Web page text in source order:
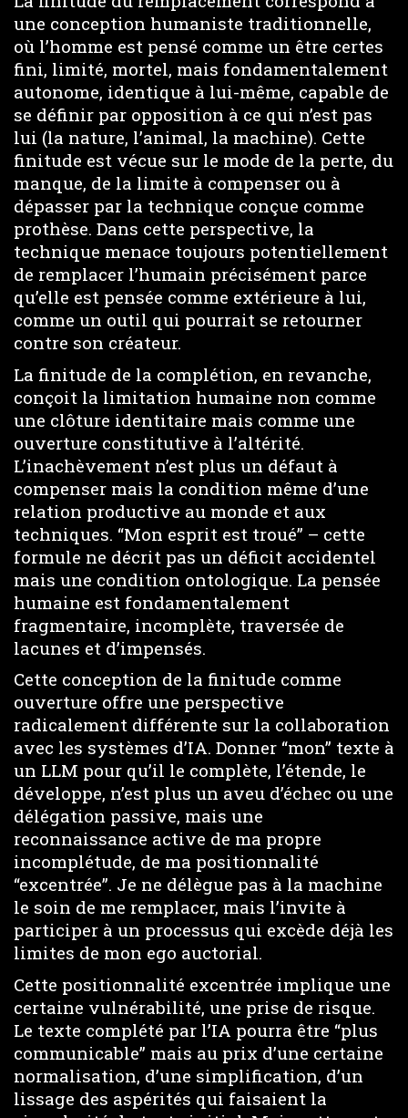
une conception humaniste traditionnelle,
où l’homme est pensé comme un être certes
fini, limité, mortel, mais fondamentalement
autonome, identique à lui-même, capable de
se définir par opposition à ce qui n’est pas
lui (la nature, l’animal, la machine). Cette
finitude est vécue sur le mode de la perte, du
manque, de la limite à compenser ou à
dépasser par la technique conçue comme
prothèse. Dans cette perspective, la
technique menace toujours potentiellement
de remplacer l’humain précisément parce
qu’elle est pensée comme extérieure à lui,
comme un outil qui pourrait se retourner
contre son créateur.
La finitude de la complétion, en revanche,
conçoit la limitation humaine non comme
une clôture identitaire mais comme une
ouverture constitutive à l’altérité.
L’inachèvement n’est plus un défaut à
compenser mais la condition même d’une
relation productive au monde et aux
techniques. “Mon esprit est troué” – cette
formule ne décrit pas un déficit accidentel
mais une condition ontologique. La pensée
humaine est fondamentalement
fragmentaire, incomplète, traversée de
lacunes et d’impensés.
Cette conception de la finitude comme
ouverture offre une perspective
radicalement différente sur la collaboration
avec les systèmes d’IA. Donner “mon” texte à
un LLM pour qu’il le complète, l’étende, le
développe, n’est plus un aveu d’échec ou une
délégation passive, mais une
reconnaissance active de ma propre
incomplétude, de ma positionnalité
“excentrée”. Je ne délègue pas à la machine
le soin de me remplacer, mais l’invite à
participer à un processus qui excède déjà les
limites de mon ego auctorial.
Cette positionnalité excentrée implique une
certaine vulnérabilité, une prise de risque.
Le texte complété par l’IA pourra être “plus
communicable” mais au prix d’une certaine
normalisation, d’une simplification, d’un
lissage des aspérités qui faisaient la